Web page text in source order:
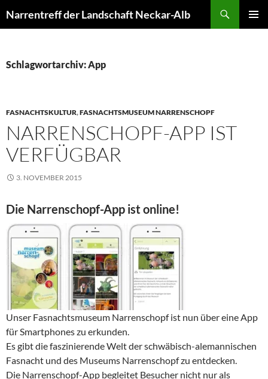
Inhalt
Narrentreff der Landschaft Neckar-Alb
Schlagwortarchiv: App
FASNACHTSKULTUR,FASNACHTSMUSEUM NARRENSCHOPF
NARRENSCHOPF-APP IST
VERFÜGBAR
3. NOVEMBER 2015
Die Narrenschopf-App ist online!
Unser Fasnachtsmuseum Narrenschopf ist nun über eine App
für Smartphones zu erkunden.
Es gibt die faszinierende Welt der schwäbisch-alemannischen
Fasnacht und des Museums Narrenschopf zu entdecken.
Die Narrenschopf-App begleitet Besucher nicht nur als